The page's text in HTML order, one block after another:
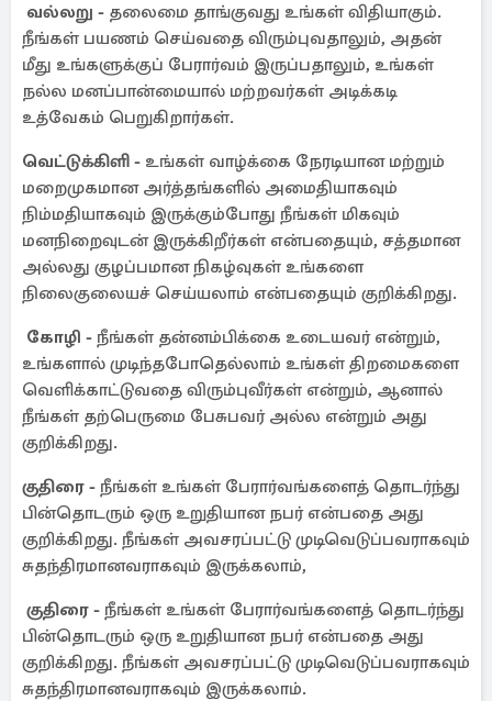
வல்லறு - தலைமை தாங்குவது உங்கள் விதியாகும்.
நீங்கள் பயணம் செய்வதை விரும்புவதாலும், அதன்
மீது உங்களுக்குப் பேரார்வம் இருப்பதாலும், உங்கள்
நல்ல மனப்பான்மையால் மற்றவர்கள் அடிக்கடி
உத்வேகம் பெறுகிறார்கள்.
வெட்டுக்கிளி - உங்கள் வாழ்க்கை நேரடியான மற்றும்
மறைமுகமான அர்த்தங்களில் அமைதியாகவும்
நிம்மதியாகவும் இருக்கும்போது நீங்கள் மிகவும்
மனநிறைவுடன் இருக்கிறீர்கள் என்பதையும், சத்தமான
அல்லது குழப்பமான நிகழ்வுகள் உங்களை
நிலைகுலையச் செய்யலாம் என்பதையும் குறிக்கிறது.
கோழி - நீங்கள் தன்னம்பிக்கை உடையவர் என்றும்,
உங்களால் முடிந்தபோதெல்லாம் உங்கள் திறமைகளை
வெளிக்காட்டுவதை விரும்புவீர்கள் என்றும், ஆனால்
நீங்கள் தற்பெருமை பேசுபவர் அல்ல என்றும் அது
குறிக்கிறது.
குதிரை - நீங்கள் உங்கள் பேரார்வங்களைத் தொடர்ந்து
பின்தொடரும் ஒரு உறுதியான நபர் என்பதை அது
குறிக்கிறது. நீங்கள் அவசரப்பட்டு முடிவெடுப்பவராகவும்
சுதந்திரமானவராகவும் இருக்கலாம்,
குதிரை - நீங்கள் உங்கள் பேரார்வங்களைத் தொடர்ந்து
பின்தொடரும் ஒரு உறுதியான நபர் என்பதை அது
குறிக்கிறது. நீங்கள் அவசரப்பட்டு முடிவெடுப்பவராகவும்
சுதந்திரமானவராகவும் இருக்கலாம்.